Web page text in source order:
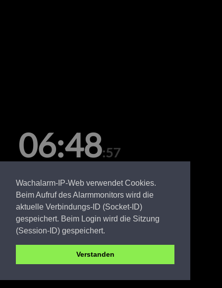
Wachalarm-IP-Web verwendet Cookies.
Beim Aufruf des Alarmmonitors wird die
aktuelle Verbindungs-ID (Socket-ID)
gespeichert. Beim Login wird die Sitzung
(Session-ID) gespeichert.
Verstanden
06:48:57
Sonntag, 09. August
OSL FW Bronkow